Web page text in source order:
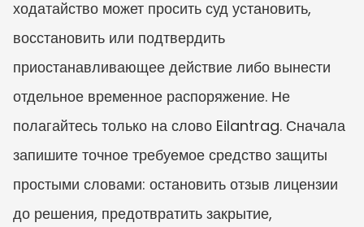
ходатайство может просить суд установить,
восстановить или подтвердить
приостанавливающее действие либо вынести
отдельное временное распоряжение. Не
полагайтесь только на слово Eilantrag. Сначала
запишите точное требуемое средство защиты
простыми словами: остановить отзыв лицензии
до решения, предотвратить закрытие,